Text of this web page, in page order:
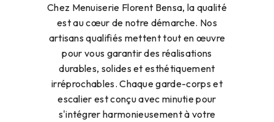
Chez Menuiserie Florent Bensa, la qualité
est au cœur de notre démarche. Nos
artisans qualifiés mettent tout en œuvre
pour vous garantir des réalisations
durables, solides et esthétiquement
irréprochables. Chaque garde-corps et
escalier est conçu avec minutie pour
s'intégrer harmonieusement à votre